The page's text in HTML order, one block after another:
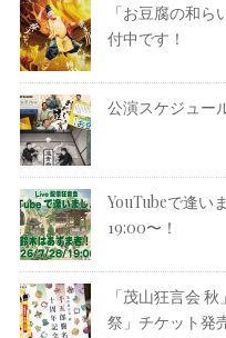
「お豆腐の和
付中です！
公演スケジュー
YouTubeで逢い
19:00〜！
「茂山狂言会
祭」チケット発